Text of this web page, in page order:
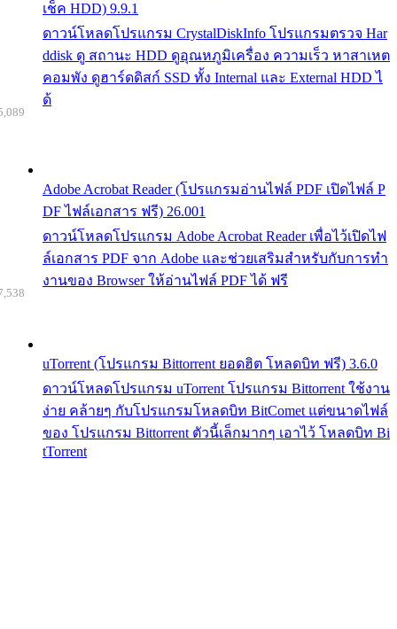
เช็ค HDD) 9.9.1
ดาวน์โหลดโปรแกรม CrystalDiskInfo โปรแกรมตรวจ Har
ddisk ดู สถานะ HDD ดูอุณหภูมิเครื่อง ความเร็ว หาสาเหต
คอมพัง ดูฮาร์ดดิสก์ SSD ทั้ง Internal และ External HDD ไ
ด้
Adobe Acrobat Reader (โปรแกรมอ่านไฟล์ PDF เปิดไฟล์ P
DF ไฟล์เอกสาร ฟรี) 26.001
ดาวน์โหลดโปรแกรม Adobe Acrobat Reader เพื่อไว้เปิดไฟ
ล์เอกสาร PDF จาก Adobe และช่วยเสริมสำหรับกับการทำ
งานของ Browser ให้อ่านไฟล์ PDF ได้ ฟรี
uTorrent (โปรแกรม Bittorrent ยอดฮิต โหลดบิท ฟรี) 3.6.0
ดาวน์โหลดโปรแกรม uTorrent โปรแกรม Bittorrent ใช้งาน
ง่าย คล้ายๆ กับโปรแกรมโหลดบิท BitComet แต่ขนาดไฟล์
ของ โปรแกรม Bittorrent ตัวนี้เล็กมากๆ เอาไว้ โหลดบิท Bi
tTorrent